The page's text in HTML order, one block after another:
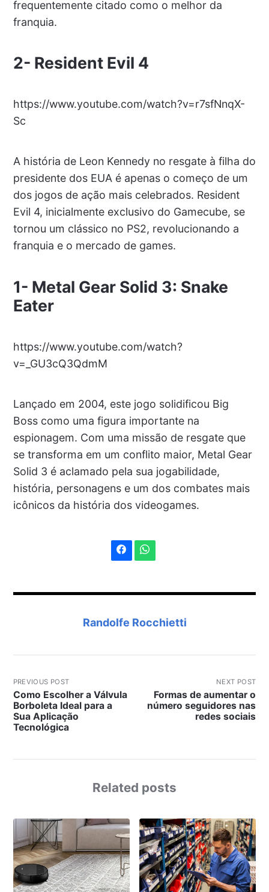
frequentemente citado como o melhor da
franquia.
2- Resident Evil 4
https://www.youtube.com/watch?v=r7sfNnqX-
Sc
A história de Leon Kennedy no resgate à filha do
presidente dos EUA é apenas o começo de um
dos jogos de ação mais celebrados. Resident
Evil 4, inicialmente exclusivo do Gamecube, se
tornou um clássico no PS2, revolucionando a
franquia e o mercado de games.
1- Metal Gear Solid 3: Snake
Eater
https://www.youtube.com/watch?
v=_GU3cQ3QdmM
Lançado em 2004, este jogo solidificou Big
Boss como uma figura importante na
espionagem. Com uma missão de resgate que
se transforma em um conflito maior, Metal Gear
Solid 3 é aclamado pela sua jogabilidade,
história, personagens e um dos combates mais
icônicos da história dos videogames.
Randolfe Rocchietti
PREVIOUS POST
Como Escolher a Válvula
Borboleta Ideal para a
Sua Aplicação
Tecnológica
NEXT POST
Formas de aumentar o
número seguidores nas
redes sociais
Related posts